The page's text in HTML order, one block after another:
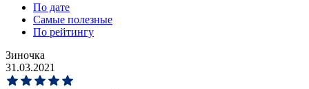
По дате
Самые полезные
По рейтингу
Зиночка
31.03.2021